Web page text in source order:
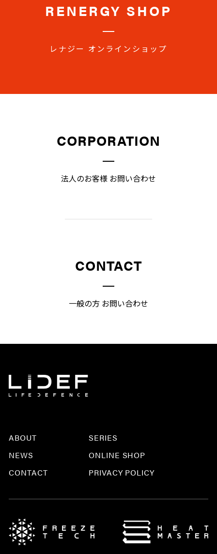
RENERGY SHOP
レナジー オンラインショップ
CORPORATION
法人のお客様 お問い合わせ
CONTACT
一般の方 お問い合わせ
ABOUT
SERIES
NEWS
ONLINE SHOP
CONTACT
PRIVACY POLICY